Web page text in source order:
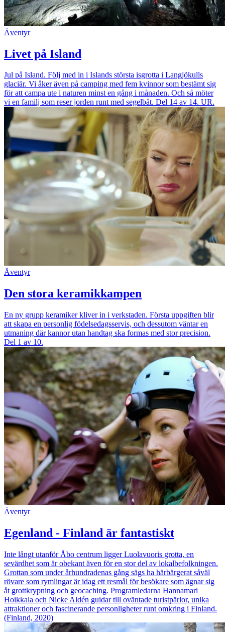
Äventyr
Livet på Island
Jul på Island. Följ med in i Islands största isgrotta i Langjökulls
glaciär. Vi åker även på camping med fem kvinnor som bestämt sig
för att campa ute i naturen minst en gång i månaden. Och så möter
vi en familj som reser jorden runt med segelbåt. Del 14 av 14. UR.
Äventyr
Den stora keramikkampen
En ny grupp keramiker kliver in i verkstaden. Första uppgiften blir
att skapa en personlig födelsedagsservis, och dessutom väntar en
utmaning där kannor utan handtag ska formas med stor precision.
Del 1 av 10.
Äventyr
Egenland - Finland är fantastiskt
Inte långt utanför Åbo centrum ligger Luolavuoris grotta, en
sevärdhet som är obekant även för en stor del av lokalbefolkningen.
Grottan som under århundradenas gång sägs ha härbärgerat såväl
rövare som rymlingar är idag ett resmål för besökare som ägnar sig
åt grottkrypning och geocaching. Programledarna Hannamari
Hoikkala och Nicke Aldén guidar till oväntade turistpärlor, unika
attraktioner och fascinerande personligheter runt omkring i Finland.
(Finland, 2020)